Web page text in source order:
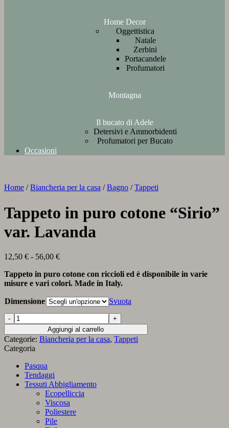
Home Decor
Oggettistica
Natale
Zerbini
Portacandele
Profumatori
Montagna
Il bucato di Adele
Detersivi e Ammorbidenti
Profumatori per Bucato
Occasioni
Home / Biancheria per la casa / Bagno / Tappeti
Tappeto in puro cotone “Sirio”
var. Lavanda
12,50 € - 56,00 €Fascia
prezzo:
da
a
56,00 €
Tappeto in puro cotone con riccioli ed è disponibile in varie
misure e vari colori. Made in Italy.
Dimensione
Svuota
Tappeto
in
puro
cotone
“Sirio”
Lavanda
quantità
Aggiungi al carrello
Categorie: Biancheria per la casa, Tappeti
Categoria
Pasqua
Tendaggi
Tessuti Abbigliamento
Ecopelliccia
Viscosa
Poliestere
Pile